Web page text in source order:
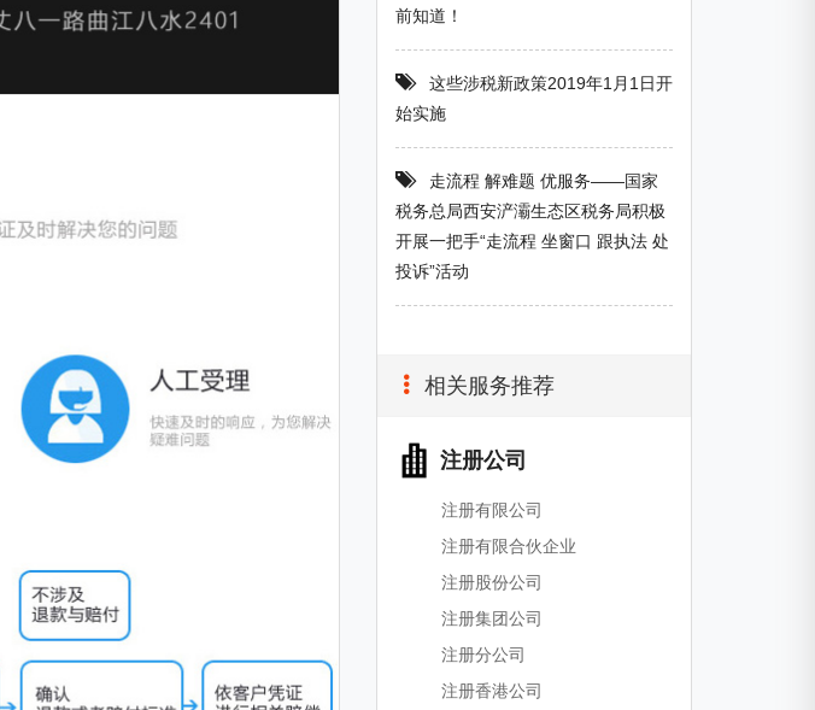
前知道！
这些涉税新政策2019年1月1日开
始实施
走流程 解难题 优服务——国家
税务总局西安浐灞生态区税务局积极
开展一把手“走流程 坐窗口 跟执法 处
投诉”活动
相关服务推荐
注册公司
注册有限公司
注册有限合伙企业
注册股份公司
注册集团公司
注册分公司
注册香港公司